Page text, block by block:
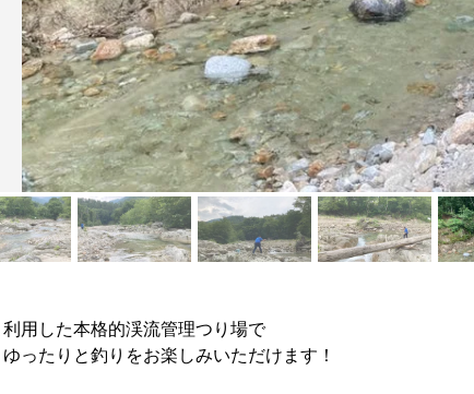
用した本格的渓流管理つり場で
ったりと釣りをお楽しみいただけます！